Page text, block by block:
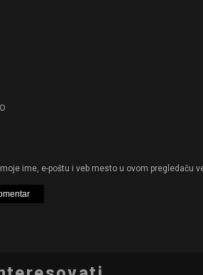
ime, e-poštu i veb mesto u ovom pregledaču